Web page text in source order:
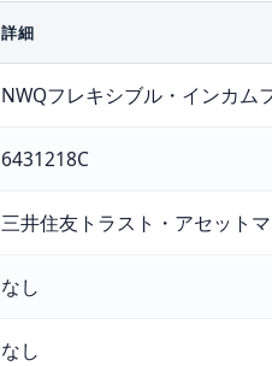
詳細
NWQフレキシブル・インカム
6431218C
三井住友トラスト・アセット
なし
なし